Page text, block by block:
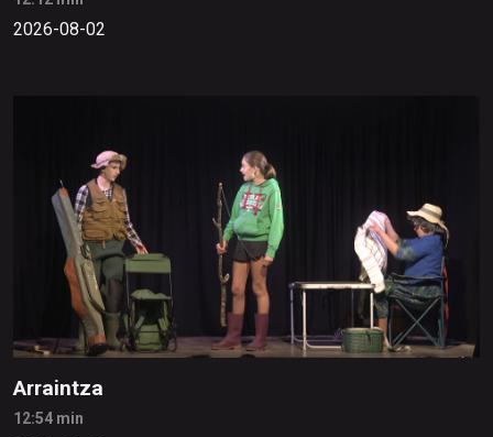
2026-08-02
Arraintza
12:54 min